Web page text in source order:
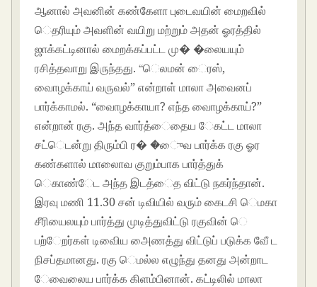
ஆனால் அவனின் கண்கேளா புடைவயின் மைறவில்
ெதரியும் அவளின் வயிறு மற்றும் அதன் ஓரத்தில்
ஜாக்கட்டினால் மைறக்கப்பட்ட மு� �லையயும்
ரசித்தவாறு இருந்தது. “ெலமன் ைரஸ்,
வாைழக்காய் வருவல்” என்றாள் மாலா அவைனப்
பார்க்காமல். “வாைழக்காயா? எந்த வாைழக்காய்?”
என்றான் ரகு. அந்த வார்த்ைதைய ேகட்ட மாலா
சட்ெடன்று திரும்பி ர� �ுைவ பார்க்க ரகு ஓர
கண்களால் மாலாைவ குறும்பாக பார்த்துக்
ெகாண்ேட அந்த இடத்ைத விட்டு நகர்ந்தான்.
இரவு மணி 11.30 சன் டிவியில் வரும் கைடசி ெமகா
சீரியைலயும் பார்த்து முடித்துவிட்டு ரகுவின் ெ
பற்ேறர்கள் டிவிைய அைணத்து விட்டுப் படுக்க வேீ ட
நிசப்தமானது. ரகு ெமல்ல எழுந்து தனது அன்றாட
ேவைலைய பார்க்க கிளம்பினான். கட்டிலில் மாலா